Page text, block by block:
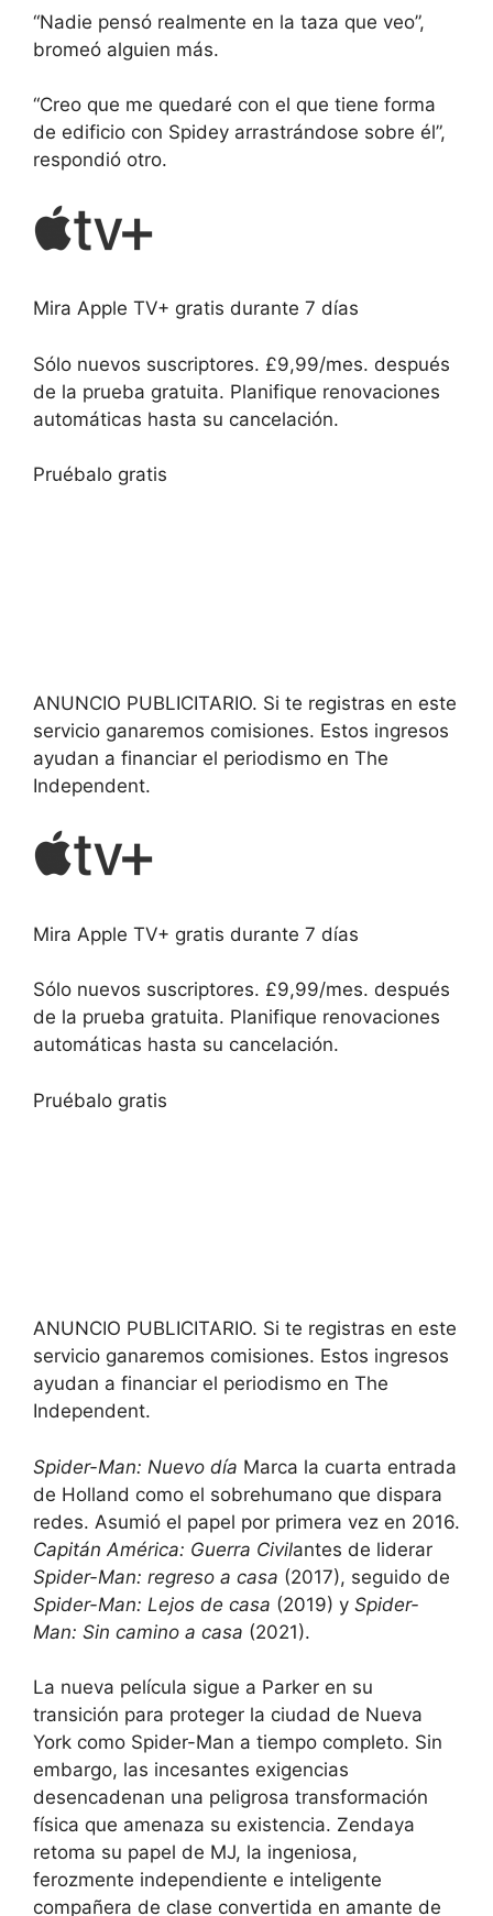
“Nadie pensó realmente en la taza que veo”,
bromeó alguien más.
“Creo que me quedaré con el que tiene forma
de edificio con Spidey arrastrándose sobre él”,
respondió otro.
Mira Apple TV+ gratis durante 7 días
Sólo nuevos suscriptores. £9,99/mes. después
de la prueba gratuita. Planifique renovaciones
automáticas hasta su cancelación.
Pruébalo gratis
ANUNCIO PUBLICITARIO. Si te registras en este
servicio ganaremos comisiones. Estos ingresos
ayudan a financiar el periodismo en The
Independent.
Mira Apple TV+ gratis durante 7 días
Sólo nuevos suscriptores. £9,99/mes. después
de la prueba gratuita. Planifique renovaciones
automáticas hasta su cancelación.
Pruébalo gratis
ANUNCIO PUBLICITARIO. Si te registras en este
servicio ganaremos comisiones. Estos ingresos
ayudan a financiar el periodismo en The
Independent.
Spider-Man: Nuevo día Marca la cuarta entrada
de Holland como el sobrehumano que dispara
redes. Asumió el papel por primera vez en 2016.
Capitán América: Guerra Civilantes de liderar
Spider-Man: regreso a casa (2017), seguido de
Spider-Man: Lejos de casa (2019) y Spider-
Man: Sin camino a casa (2021).
La nueva película sigue a Parker en su
transición para proteger la ciudad de Nueva
York como Spider-Man a tiempo completo. Sin
embargo, las incesantes exigencias
desencadenan una peligrosa transformación
física que amenaza su existencia. Zendaya
retoma su papel de MJ, la ingeniosa,
ferozmente independiente e inteligente
compañera de clase convertida en amante de